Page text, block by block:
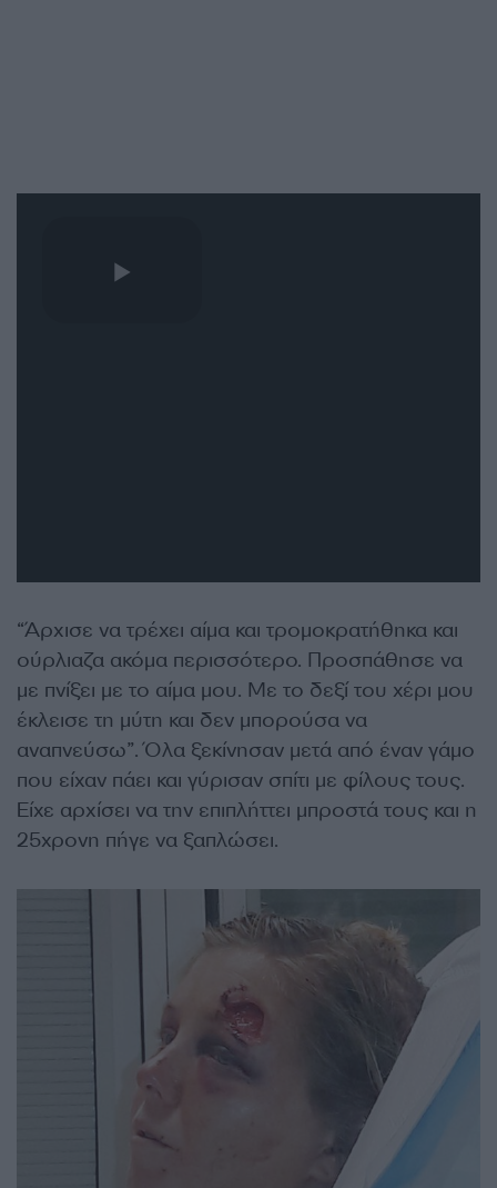
“Άρχισε να τρέχει αίμα και τρομοκρατήθηκα και
ούρλιαζα ακόμα περισσότερο. Προσπάθησε να
με πνίξει με το αίμα μου. Με το δεξί του χέρι μου
έκλεισε τη μύτη και δεν μπορούσα να
αναπνεύσω”. Όλα ξεκίνησαν μετά από έναν γάμο
που είχαν πάει και γύρισαν σπίτι με φίλους τους.
Είχε αρχίσει να την επιπλήττει μπροστά τους και η
25χρονη πήγε να ξαπλώσει.